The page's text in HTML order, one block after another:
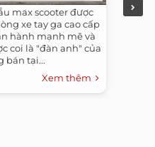
max scooter được
xe tay ga cao cấp
hành mạnh mẽ và
coi là "đàn anh" của
bán tại...
Xem thêm